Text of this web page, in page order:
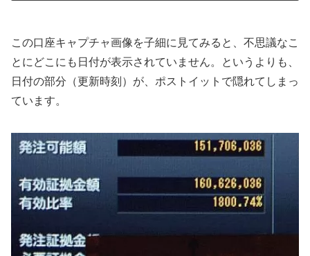
この口座キャプチャ画像を子細に見てみると、不思議なこ
とにどこにも日付が表示されていません。というよりも、
日付の部分（更新時刻）が、ポストイットで隠れてしまっ
ています。